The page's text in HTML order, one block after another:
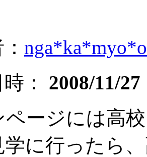
nga*ka*myo*o
： 2008/11/27
ページには高
学に行ったら